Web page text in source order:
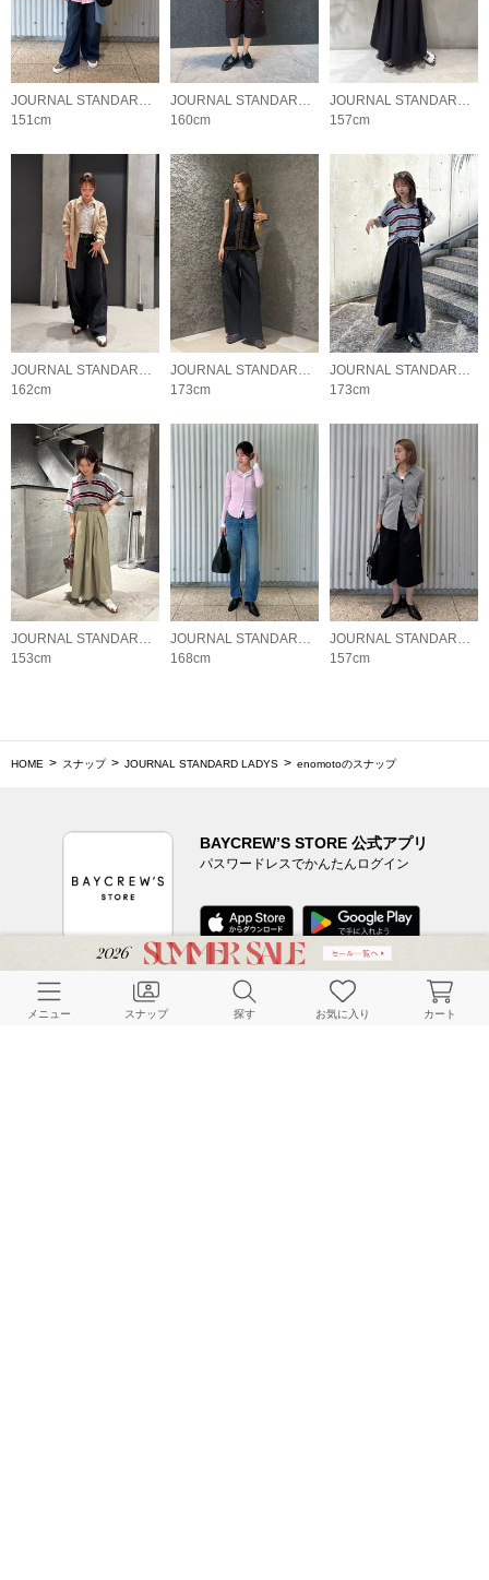
JOURNAL STANDARD LADYS
151cm
JOURNAL STANDARD LADYS
160cm
JOURNAL STANDARD LADYS
157cm
162cm
173cm
173cm
153cm
168cm
157cm
HOME スナップ JOURNAL STANDARD LADYS enomotoのスナップ
BAYCREW’S STORE 公式アプリ
パスワードレスでかんたんログイン
CUSTOMER SERVICE
メニュー スナップ 探す お気に入り カート